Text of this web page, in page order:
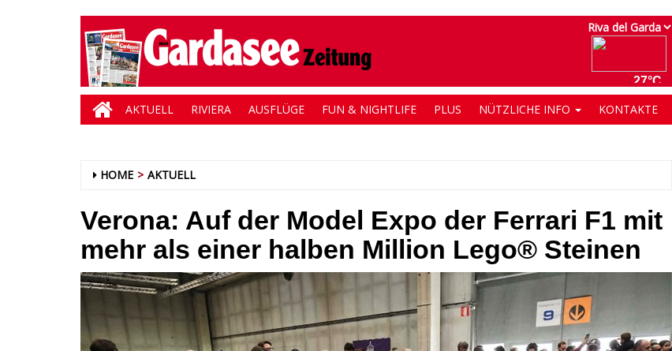
AKTUELL RIVIERA AUSFLÜGE FUN & NIGHTLIFE PLUS NÜTZLICHE INFO KONTAKTE
HOME AKTUELL
Verona: Auf der Model Expo der Ferrari F1 mit
mehr als einer halben Million Lego® Steinen